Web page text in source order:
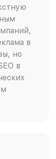
в
но
в